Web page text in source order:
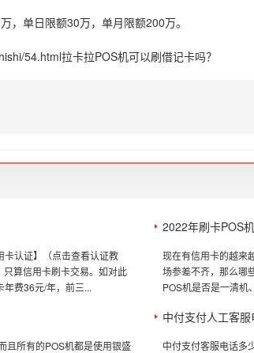
，单日限额30万，单月限额200万。
54.html拉卡拉POS机可以刷借记卡吗？
卡认证】（点击查看认证教
算信用卡刷卡交易。如对此
费36元/年，前三...
2022年刷卡POS
现在有信用卡的越来
场参差不齐，那么哪
POS机是否是一清机
且所有的POS机都是使用银盛
中付支付人工客服
中付支付客服电话多